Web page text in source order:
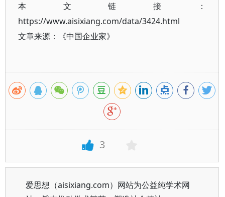
本文链接：
https://www.aisixiang.com/data/3424.html
文章来源：《中国企业家》
3
爱思想（aisixiang.com）网站为公益纯学术网